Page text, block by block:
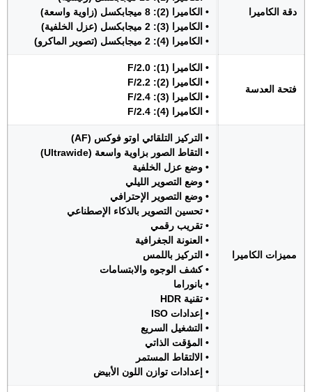
دقة الكاميرا
• الكاميرا (2): 8 ميجابكسل (زاوية واسعة)
• الكاميرا (3): 2 ميجابكسل (عزل الخلفية)
• الكاميرا (4): 2 ميجابكسل (تصوير الماكرو)
فتحة العدسة
• الكاميرا (1): F/2.0
• الكاميرا (2): F/2.2
• الكاميرا (3): F/2.4
• الكاميرا (4): F/2.4
مميزات الكاميرا
• التركيز التلقائي اوتو فوكس (AF)
• التقاط الصور بزاوية واسعة (Ultrawide)
• وضع عزل الخلفية
• وضع التصوير الليلي
• وضع التصوير الإحترافي
• تحسين التصوير بالذكاء الإصطناعي
• تقريب رقمي
• العنونة الجغرافية
• التركيز باللمس
• كشف الوجوه والابتسامات
• بانوراما
• تقنية HDR
• إعدادات ISO
• التشغيل السريع
• المؤقت الذاتي
• الالتقاط المستمر
• إعدادات توازن اللون الأبيض